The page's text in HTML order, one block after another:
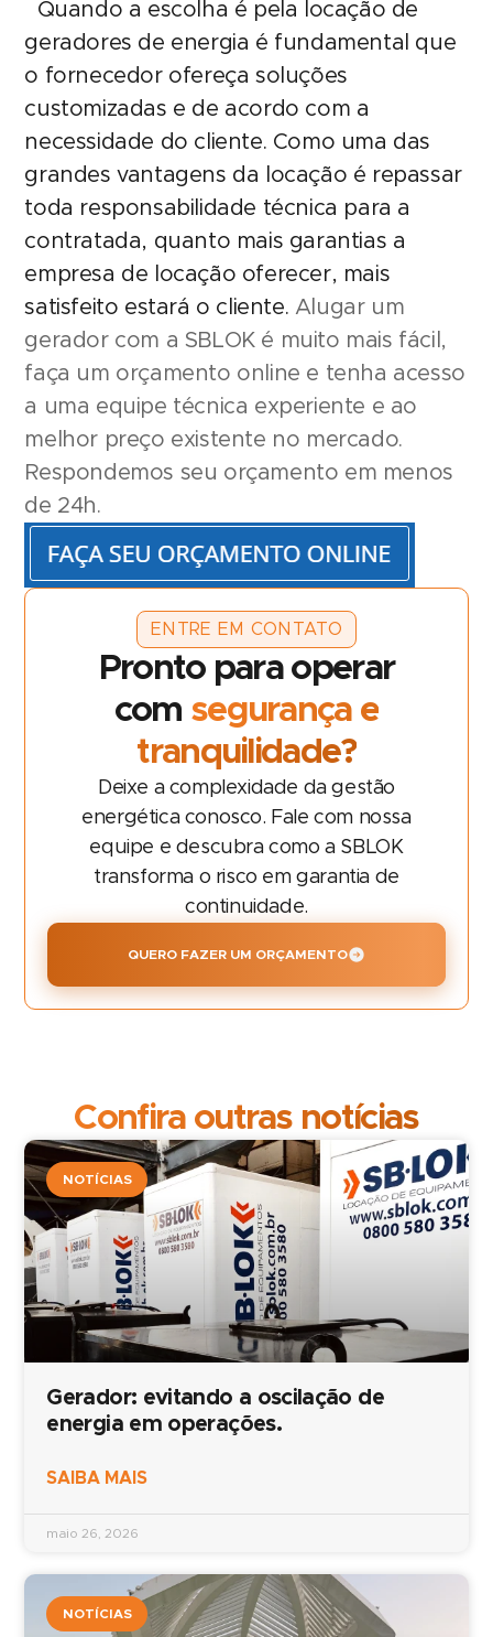
Quando a escolha é pela locação de
geradores de energia é fundamental que
o fornecedor ofereça soluções
customizadas e de acordo com a
necessidade do cliente. Como uma das
grandes vantagens da locação é repassar
toda responsabilidade técnica para a
contratada, quanto mais garantias a
empresa de locação oferecer, mais
satisfeito estará o cliente. Alugar um
gerador com a SBLOK é muito mais fácil,
faça um orçamento online e tenha acesso
a uma equipe técnica experiente e ao
melhor preço existente no mercado.
Respondemos seu orçamento em menos
de 24h.
ENTRE EM CONTATO
Pronto para operar
com segurança e
tranquilidade?
Deixe a complexidade da gestão
energética conosco. Fale com nossa
equipe e descubra como a SBLOK
transforma o risco em garantia de
continuidade.
QUERO FAZER UM ORÇAMENTO
Confira outras notícias
NOTÍCIAS
Gerador: evitando a oscilação de
energia em operações.
SAIBA MAIS
maio 26, 2026
NOTÍCIAS